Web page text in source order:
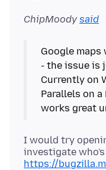
ChipMoody said
Google
- the issue is
Currently on
Parallels on a
I would try
https://